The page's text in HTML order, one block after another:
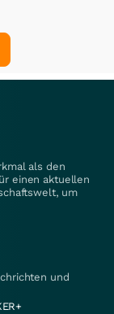
als den
einen aktuellen
um
und